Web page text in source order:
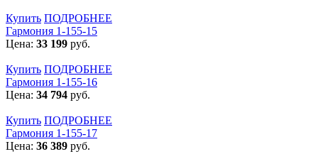
Купить ПОДРОБНЕЕ
Гармония 1-155-15
Цена: 33 199 руб.
Купить ПОДРОБНЕЕ
Гармония 1-155-16
Цена: 34 794 руб.
Купить ПОДРОБНЕЕ
Гармония 1-155-17
Цена: 36 389 руб.